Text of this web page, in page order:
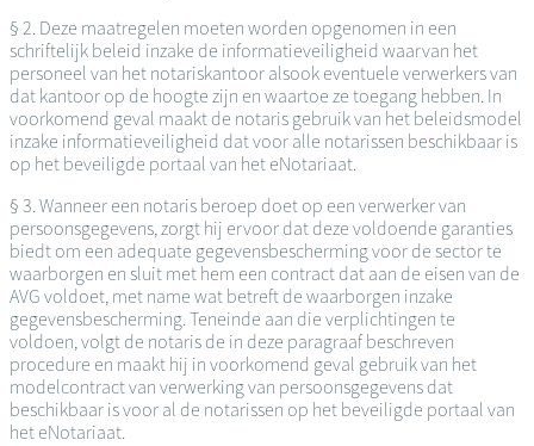
§ 2. Deze maatregelen moeten worden opgenomen in een
schriftelijk beleid inzake de informatieveiligheid waarvan het
personeel van het notariskantoor alsook eventuele verwerkers van
dat kantoor op de hoogte zijn en waartoe ze toegang hebben. In
voorkomend geval maakt de notaris gebruik van het beleidsmodel
inzake informatieveiligheid dat voor alle notarissen beschikbaar is
op het beveiligde portaal van het eNotariaat.
§ 3. Wanneer een notaris beroep doet op een verwerker van
persoonsgegevens, zorgt hij ervoor dat deze voldoende garanties
biedt om een adequate gegevensbescherming voor de sector te
waarborgen en sluit met hem een contract dat aan de eisen van de
AVG voldoet, met name wat betreft de waarborgen inzake
gegevensbescherming. Teneinde aan die verplichtingen te
voldoen, volgt de notaris de in deze paragraaf beschreven
procedure en maakt hij in voorkomend geval gebruik van het
modelcontract van verwerking van persoonsgegevens dat
beschikbaar is voor al de notarissen op het beveiligde portaal van
het eNotariaat.